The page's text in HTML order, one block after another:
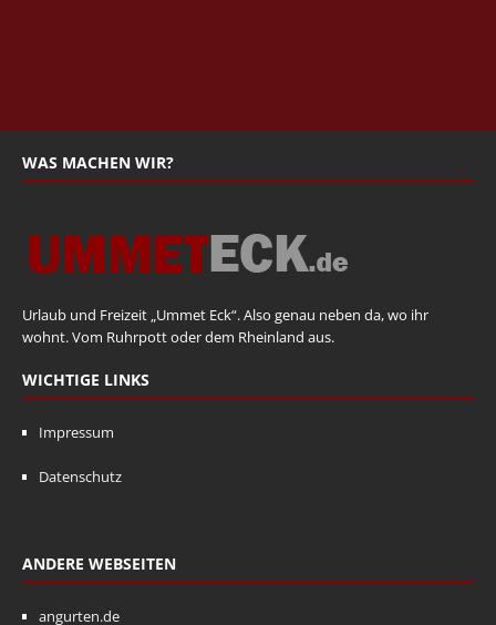
WAS MACHEN WIR?
Urlaub und Freizeit „Ummet Eck“. Also genau neben da, wo ihr
wohnt. Vom Ruhrpott oder dem Rheinland aus.
WICHTIGE LINKS
Impressum
Datenschutz
ANDERE WEBSEITEN
angurten.de